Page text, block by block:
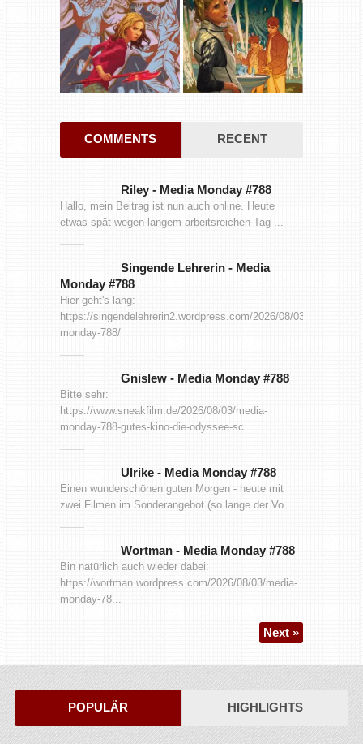
COMMENTS RECENT
Riley - Media Monday #788
Hallo, mein Beitrag ist nun auch online. Heute
etwas spät wegen langem arbeitsreichen Tag ...
Singende Lehrerin - Media
Monday #788
Hier geht's lang:
https://singendelehrerin2.wordpress.com/2026/08/03/media-
monday-788/
Gnislew - Media Monday #788
Bitte sehr:
https://www.sneakfilm.de/2026/08/03/media-
monday-788-gutes-kino-die-odyssee-sc...
Ulrike - Media Monday #788
Einen wunderschönen guten Morgen - heute mit
zwei Filmen im Sonderangebot (so lange der Vo...
Wortman - Media Monday #788
Bin natürlich auch wieder dabei:
https://wortman.wordpress.com/2026/08/03/media-
monday-78...
Next »
POPULÄR HIGHLIGHTS